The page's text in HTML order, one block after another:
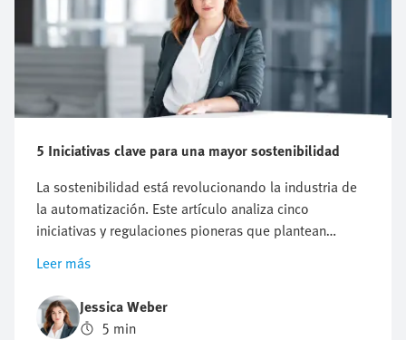
5 Iniciativas clave para una mayor sostenibilidad
La sostenibilidad está revolucionando la industria de
la automatización. Este artículo analiza cinco
iniciativas y regulaciones pioneras que plantean
nuevos retos a las empresas, pero también ofrecen
oportunidades de innovación y crecimiento. Descubra
por qué un enfoque proactivo de la sostenibilidad
puede ser crucial para el éxito futuro de la empresa.
Leer más
Jessica Weber
5 min